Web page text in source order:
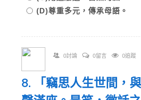
(D)尊重多元，傳承母語。
0討論 0留言 0追蹤
8. 「竊思人生世間，